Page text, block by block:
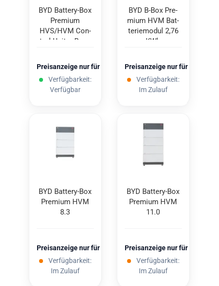
BYD Battery-​​Box
Pre­mi­um
HVS/HVM Con­
trol Unit + Base
Preisanzeige nur für freigeschaltete Kunden
Verfügbarkeit:
Verfügbar
BYD B-Box Pre­
mi­um HVM Bat­
te­rie­mo­dul 2,76
KWh
Preisanzeige nur für
Verfügbarkeit:
Im Zulauf
BYD Battery-​​Box
Pre­mi­um HVM
8.3
Preisanzeige nur für freigeschaltete Kunden
Verfügbarkeit:
Im Zulauf
BYD Battery-​​Box
Pre­mi­um HVM
11.0
Preisanzeige nur für
Verfügbarkeit:
Im Zulauf